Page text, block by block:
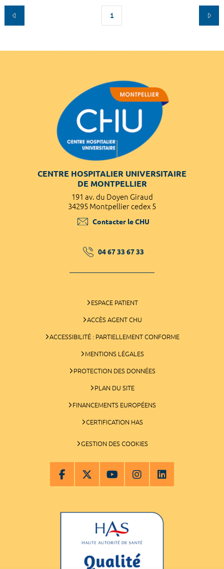
1
CENTRE HOSPITALIER UNIVERSITAIRE
DE MONTPELLIER
191 av. du Doyen Giraud
34295 Montpellier cedex 5
Contacter le CHU
04 67 33 67 33
ESPACE PATIENT
ACCÈS AGENT CHU
ACCESSIBILITÉ : PARTIELLEMENT CONFORME
MENTIONS LÉGALES
PROTECTION DES DONNÉES
PLAN DU SITE
FINANCEMENTS EUROPÉENS
CERTIFICATION HAS
GESTION DES COOKIES